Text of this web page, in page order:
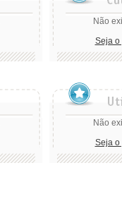
Não
Seja o
Não
Seja o